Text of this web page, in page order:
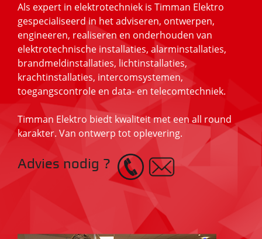
Als expert in elektrotechniek is Timman Elektro
gespecialiseerd in het adviseren, ontwerpen,
engineeren, realiseren en onderhouden van
elektrotechnische installaties, alarminstallaties,
brandmeldinstallaties, lichtinstallaties,
krachtinstallaties, intercomsystemen,
toegangscontrole en data- en telecomtechniek.
Timman Elektro biedt kwaliteit met een all round
karakter. Van ontwerp tot oplevering.
Advies nodig ?